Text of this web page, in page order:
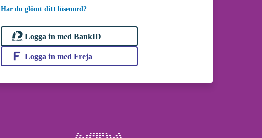
Har du glömt ditt lösenord?
Logga in med BankID
Logga in med Freja